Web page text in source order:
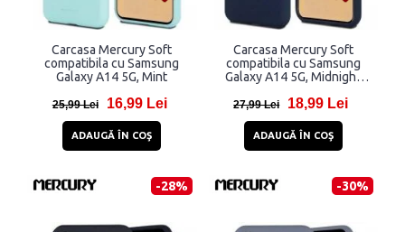
Carcasa Mercury Soft
compatibila cu Samsung
Galaxy A14 5G, Mint
25,99 Lei 16,99 Lei
ADAUGĂ ÎN COŞ
Carcasa Mercury Soft
compatibila cu Samsung
Galaxy A14 5G, Midnight
27,99 Lei 18,99 Lei
ADAUGĂ ÎN COŞ
-28% -30%